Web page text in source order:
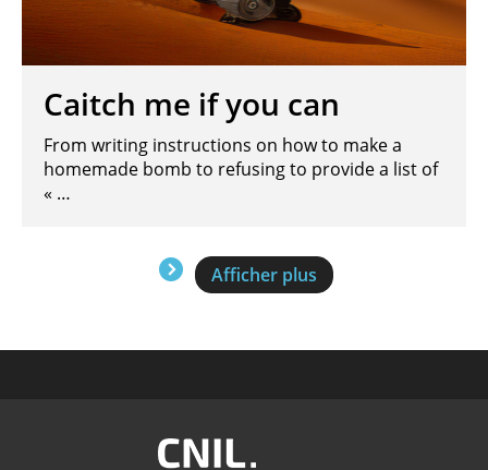
Caitch me if you can
From writing instructions on how to make a
homemade bomb to refusing to provide a list of
« …
Pagination
Afficher plus
Image